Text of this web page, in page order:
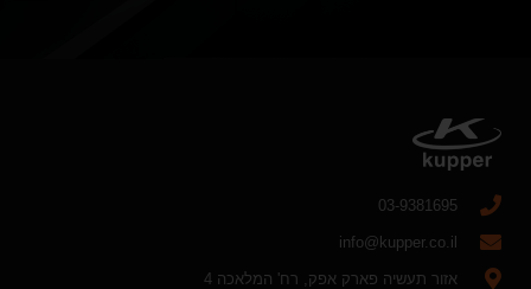
03-9381695
info@kupper.co.il
אזור תעשיה פארק אפק, רח' המלאכה 4